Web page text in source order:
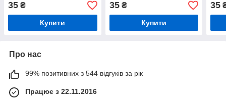
35 ₴
Купити
35₴
Купити
35
Про нас
99% позитивних з 544 відгуків за рік
Працює з 22.11.2016